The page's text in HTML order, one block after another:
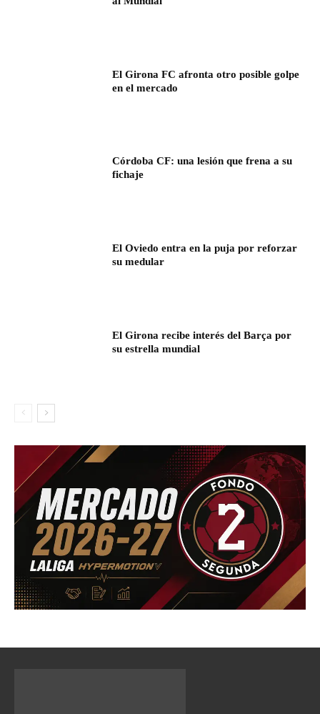
El Girona FC afronta otro posible golpe
en el mercado
Córdoba CF: una lesión que frena a su
fichaje
El Oviedo entra en la puja por reforzar
su medular
El Girona recibe interés del Barça por
su estrella mundial